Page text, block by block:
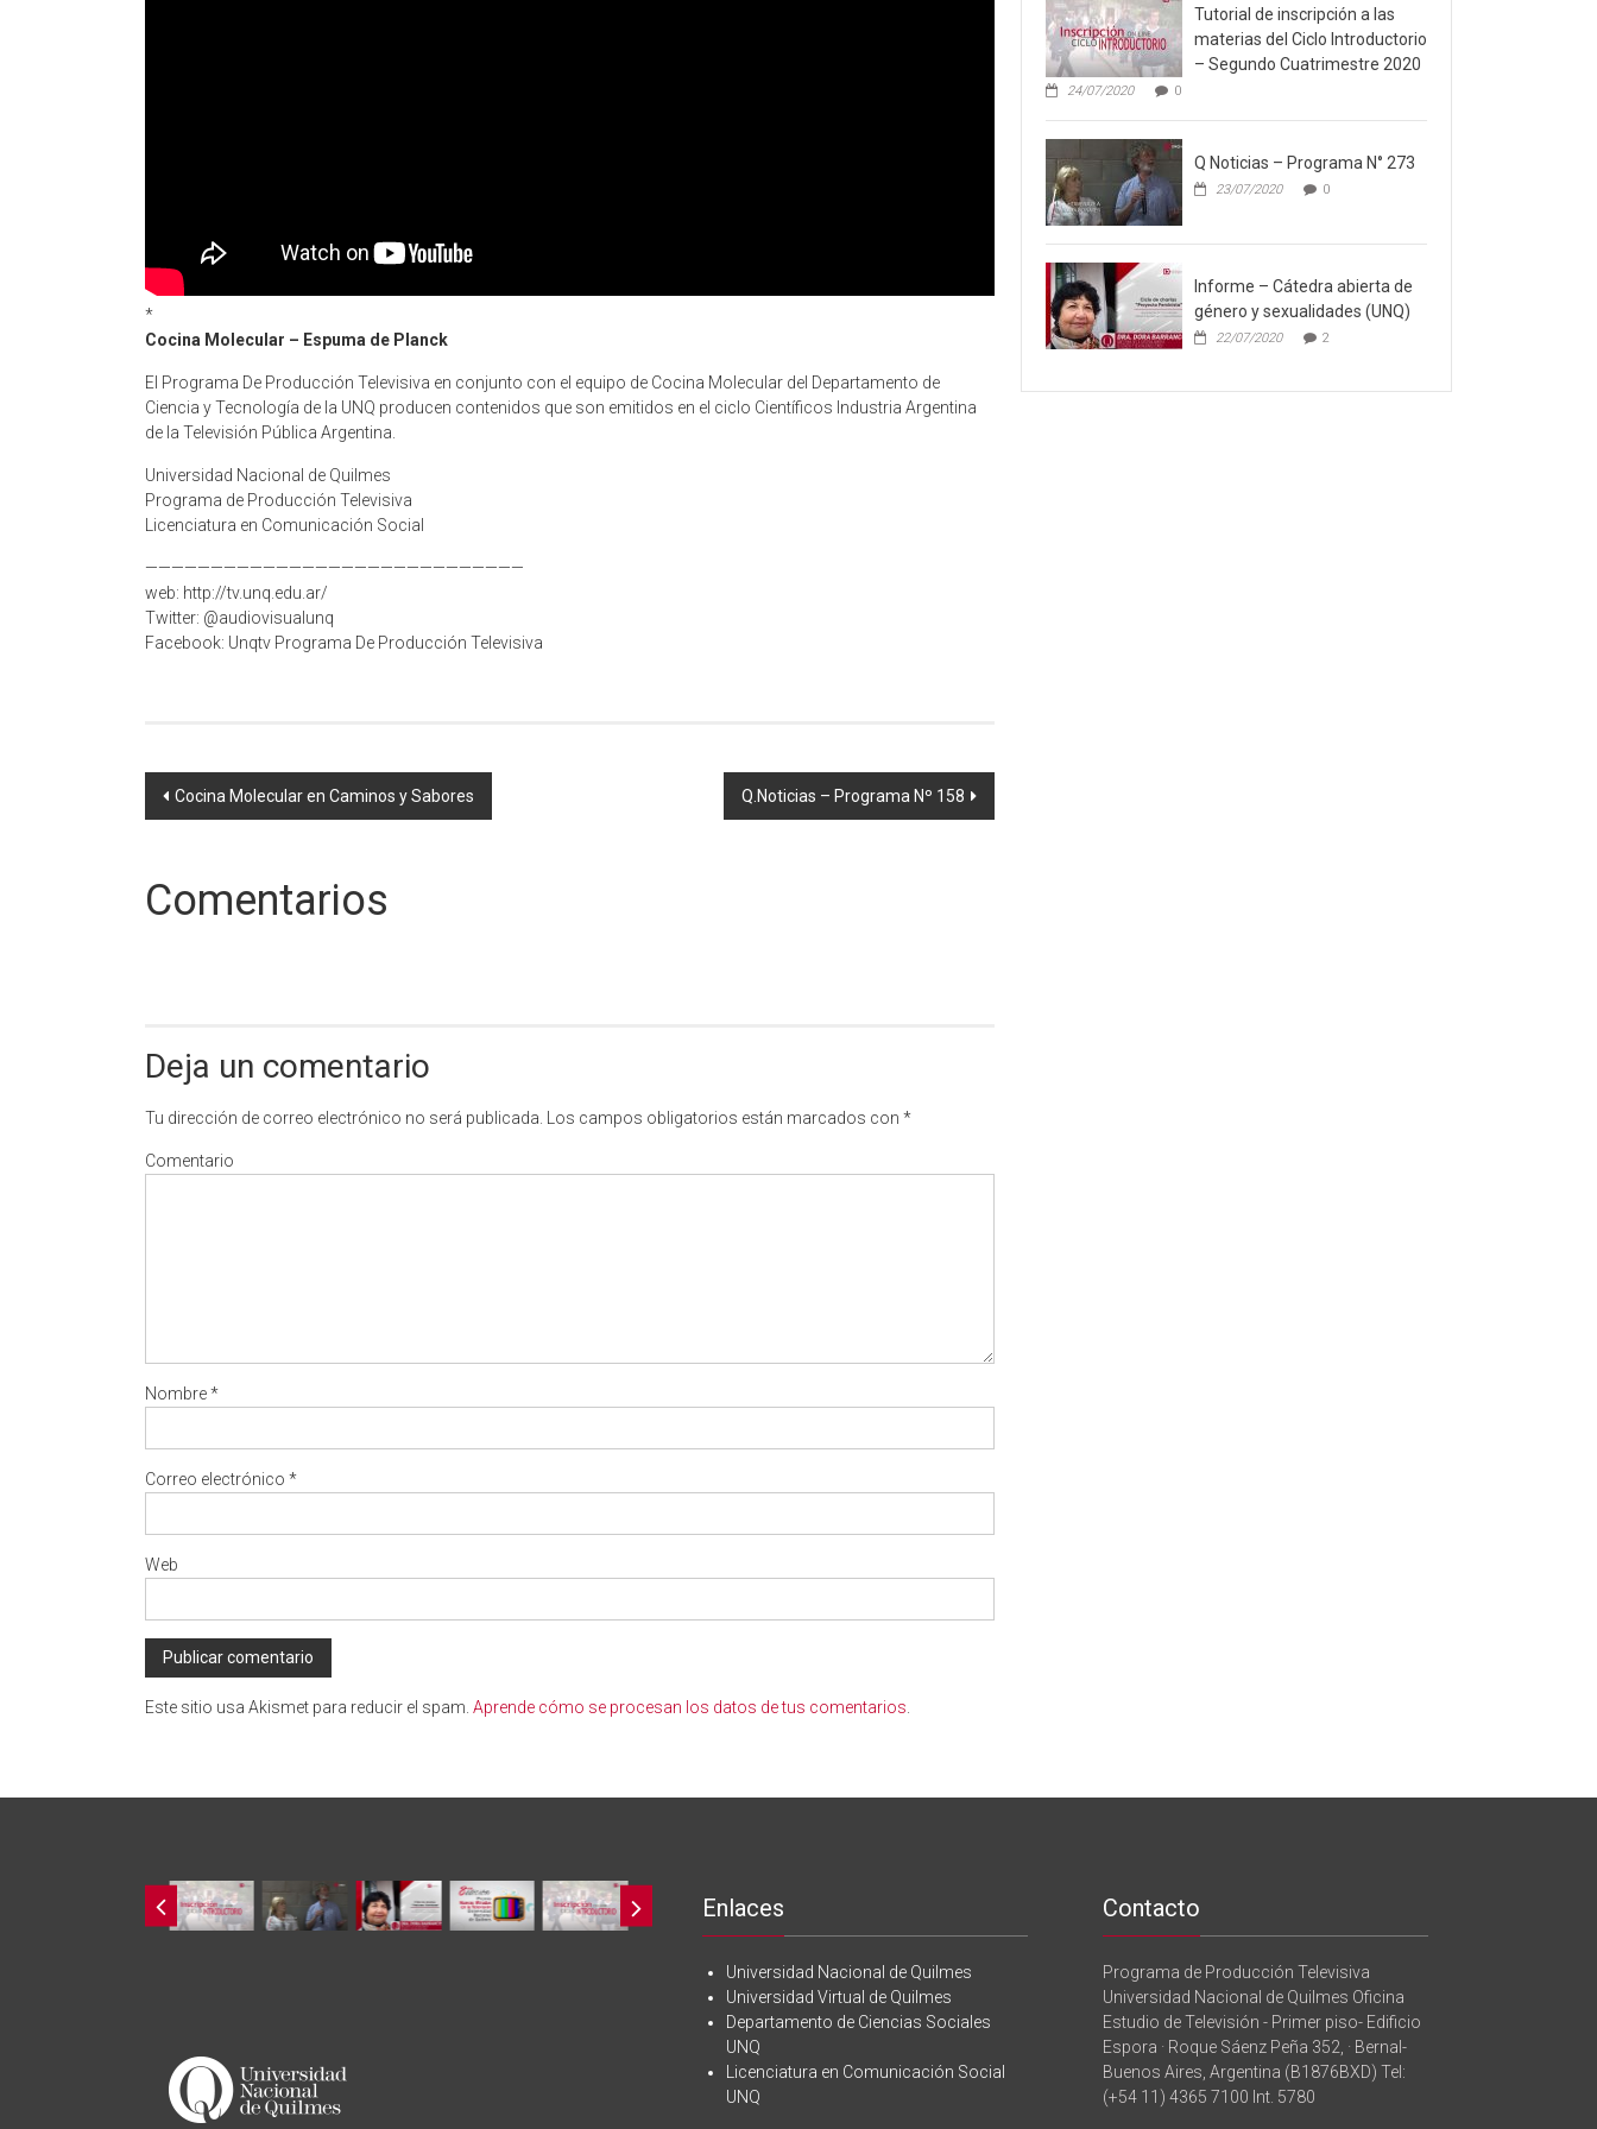
*
Cocina Molecular – Espuma de Planck
El Programa De Producción Televisiva en conjunto con el equipo de Cocina Molecular del Departamento de
Ciencia y Tecnología de la UNQ producen contenidos que son emitidos en el ciclo Científicos Industria Argentina
de la Televisión Pública Argentina.
Universidad Nacional de Quilmes
Programa de Producción Televisiva
Licenciatura en Comunicación Social
—————————————————————————————
web: http://tv.unq.edu.ar/
Twitter: @audiovisualunq
Facebook: Unqtv Programa De Producción Televisiva
Navegación
entradas
Cocina Molecular en Caminos y Sabores Q.Noticias – Programa Nº 158
Comentarios
Deja un comentario
Tu dirección de correo electrónico no será publicada. Los campos obligatorios están marcados con *
Comentario
Nombre*
Correo electrónico *
Web
Este sitio usa Akismet para reducir el spam. Aprende cómo se procesan los datos de tus comentarios
Tutorial de inscripción a las
materias del Ciclo Introductorio
– Segundo Cuatrimestre 2020
24/07/2020 0
Q Noticias – Programa N° 273
23/07/2020 0
Informe – Cátedra abierta de
género y sexualidades (UNQ)
22/07/2020 2
Enlaces
Universidad Nacional de Quilmes
Universidad Virtual de Quilmes
Departamento de Ciencias Sociales
UNQ
Licenciatura en Comunicación Social
UNQ
Contacto
Programa de Producción Televisiva
Universidad Nacional de Quilmes Oficina
Estudio de Televisión - Primer piso- Edificio
Espora · Roque Sáenz Peña 352, · Bernal-
Buenos Aires, Argentina (B1876BXD) Tel:
(+54 11) 4365 7100 Int. 5780